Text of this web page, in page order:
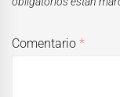
Comentario*